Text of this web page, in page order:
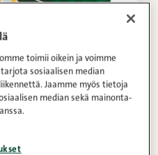
toimii oikein ja voimme
sosiaalisen median
Jaamme myös tietoja
median sekä mainonta-